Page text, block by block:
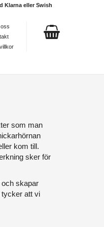
som man
kom till.
sker för
och skapar
tycker att vi
Klarna eller Swish